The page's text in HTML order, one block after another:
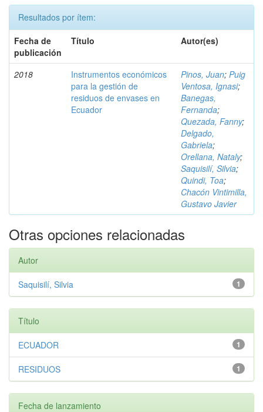
Resultados por ítem:
Fecha de
publicación
Título Autor(es)
2018
Instrumentos económicos
para la gestión de
residuos de envases en
Ecuador
Pinos, Juan; Puig
Ventosa, Ignasi;
Banegas,
Fernanda;
Quezada, Fanny;
Delgado,
Gabriela;
Orellana, Nataly;
Saquisilí, Silvia;
Quindi, Toa;
Chacón Vintimilla,
Gustavo Javier
Otras opciones relacionadas
Autor
1
Saquisilí, Silvia
Título
1
ECUADOR
1
RESIDUOS
Fecha de lanzamiento